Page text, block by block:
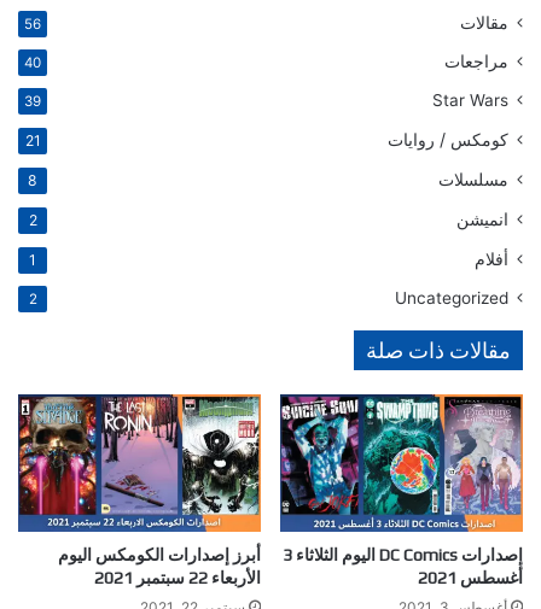
مقالات 56
مراجعات 40
Star Wars
39
كومكس / روايات 21
مسلسلات 8
انميشن 2
أفلام 1
Uncategorized
2
مقالات ذات صلة
إصدارات DC Comics اليوم الثلاثاء 3
أغسطس 2021
أبرز إصدارات الكومكس اليوم
الأربعاء 22 سبتمبر 2021